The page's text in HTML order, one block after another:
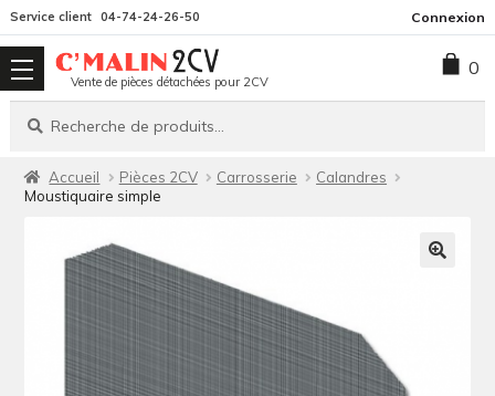
la
navigation
contenu
Service client 04-74-24-26-50 Connexion
Vente de pièces détachées pour 2CV
Recherche
Recherche
0
Accueil Pièces 2CV Carrosserie
Calandres
Moustiquaire simple